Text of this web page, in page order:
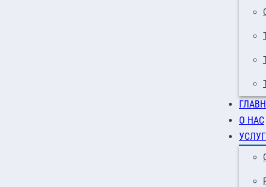
О НАС